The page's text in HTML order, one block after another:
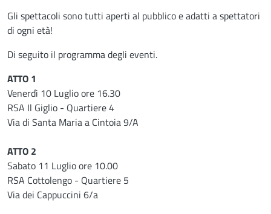
Gli spettacoli sono tutti aperti al pubblico e adatti a spettatori
di ogni età!
Di seguito il programma degli eventi.
ATTO 1
Venerdì 10 Luglio ore 16.30
RSA Il Giglio - Quartiere 4
Via di Santa Maria a Cintoia 9/A
ATTO 2
Sabato 11 Luglio ore 10.00
RSA Cottolengo - Quartiere 5
Via dei Cappuccini 6/a